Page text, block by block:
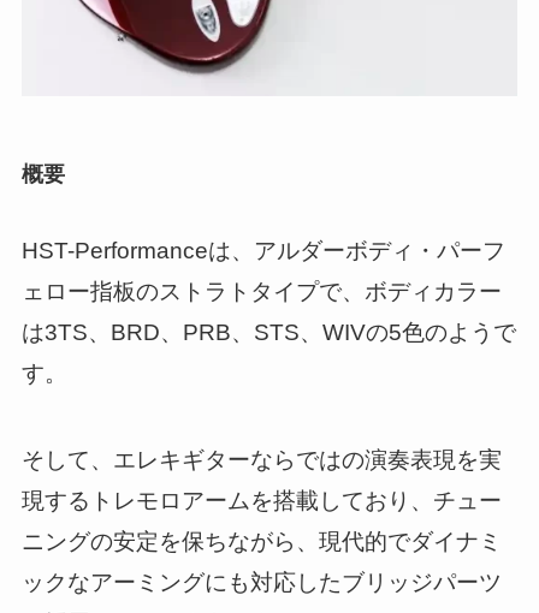
概要
HST-Performanceは、アルダーボディ・パーフ
ェロー指板のストラトタイプで、ボディカラー
は3TS、BRD、PRB、STS、WIVの5色のようで
す。
そして、エレキギターならではの演奏表現を実
現するトレモロアームを搭載しており、チュー
ニングの安定を保ちながら、現代的でダイナミ
ックなアーミングにも対応したブリッジパーツ